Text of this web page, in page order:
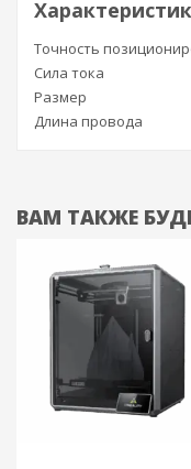
Точность
Сила тока
Размер
Длина провода
ВАМ ТАКЖЕ